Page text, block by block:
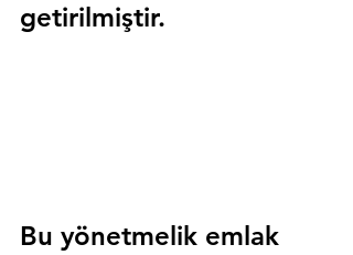
getirilmiştir.
Bu yönetmelik emlak